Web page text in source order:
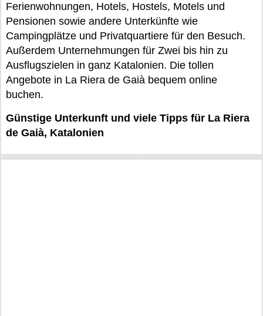
Ferienwohnungen, Hotels, Hostels, Motels und
Pensionen sowie andere Unterkünfte wie
Campingplätze und Privatquartiere für den Besuch.
Außerdem Unternehmungen für Zwei bis hin zu
Ausflugszielen in ganz Katalonien. Die tollen
Angebote in La Riera de Gaià bequem online
buchen.
Günstige Unterkunft und viele Tipps für La Riera
de Gaià, Katalonien